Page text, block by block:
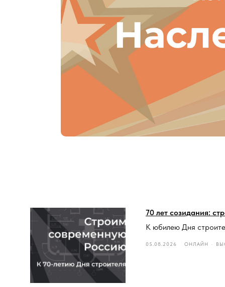
70 лет созидания:
К юбилею Дня
05.08.2026 ОНЛАЙН